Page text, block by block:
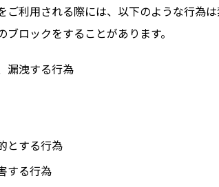
利用される際には、以下のような行為
ロックをすることがあります。
漏洩する行為
とする行為
する行為